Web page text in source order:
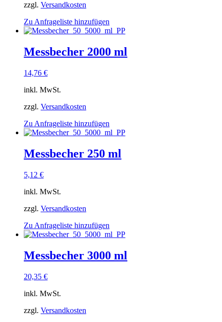
zzgl. Versandkosten
Zu Anfrageliste hinzufügen
Messbecher 2000 ml
14,76 €
inkl. MwSt.
zzgl. Versandkosten
Zu Anfrageliste hinzufügen
Messbecher 250 ml
5,12 €
inkl. MwSt.
zzgl. Versandkosten
Zu Anfrageliste hinzufügen
Messbecher 3000 ml
20,35 €
inkl. MwSt.
zzgl. Versandkosten